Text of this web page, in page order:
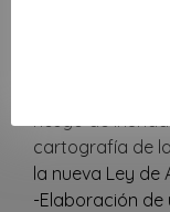
-
inducidas por
controversias,
-Patrón
cartografía de
la nueva Ley de
-Elaboración